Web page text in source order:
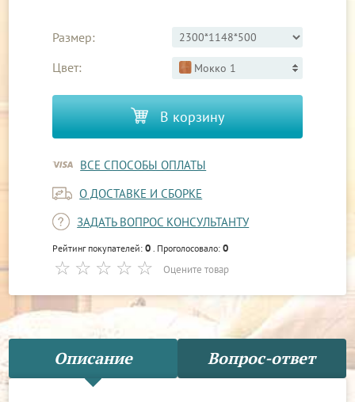
Размер:
Цвет:
Мокко 1
В корзину
ВСЕ СПОСОБЫ ОПЛАТЫ
О ДОСТАВКЕ И СБОРКЕ
ЗАДАТЬ ВОПРОС КОНСУЛЬТАНТУ
Рейтинг покупателей:0 . Проголосовало:0
Оцените товар
Описание Вопрос-ответ